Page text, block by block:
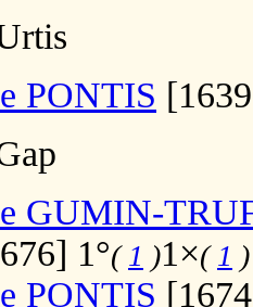
PONTIS
GUMIN-
1°(1 )1×(1 )
PONTIS